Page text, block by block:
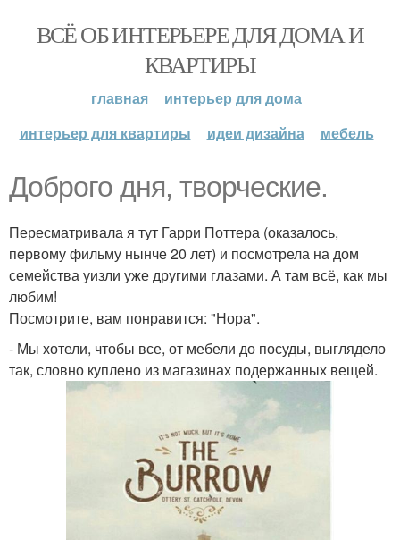
ВСЁ ОБ ИНТЕРЬЕРЕ ДЛЯ ДОМА И
КВАРТИРЫ
главная
интерьер для дома
интерьер для квартиры
идеи дизайна мебель
Доброго дня, творческие.
Пересматривала я тут Гарри Поттера (оказалось,
первому фильму нынче 20 лет) и посмотрела на дом
семейства уизли уже другими глазами. А там всё, как мы
любим!
Посмотрите, вам понравится: "Нора".
- Мы хотели, чтобы все, от мебели до посуды, выглядело
так, словно куплено из магазинах подержанных вещей.